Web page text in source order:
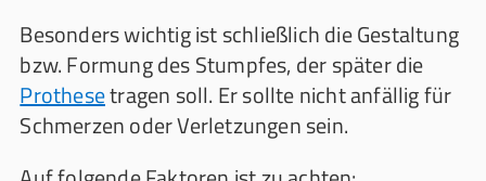
Besonders wichtig ist schließlich die Gestaltung
bzw. Formung des Stumpfes, der später die
Prothesetragen soll. Er sollte nicht anfällig für
Schmerzen oder Verletzungen sein.